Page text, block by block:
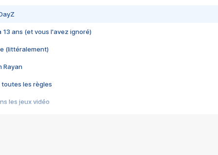
13 ans (et vous l'avez ignoré)
(littéralement)
Rayan
toutes les règles
les jeux vidéo